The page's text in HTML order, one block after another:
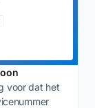
voor dat het